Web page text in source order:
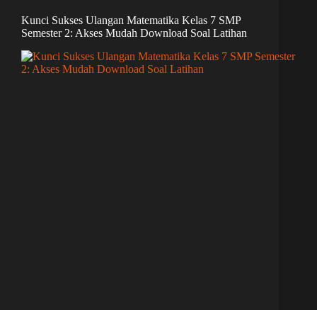
Kunci Sukses Ulangan Matematika Kelas 7 SMP
Semester 2: Akses Mudah Download Soal Latihan